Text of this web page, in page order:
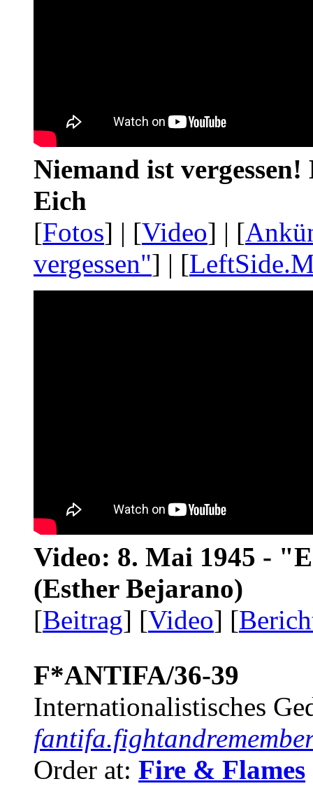
Niemand ist
Eich
[Fotos] | [Video] | [
vergessen"] | [
Video: 8. Mai 1945 -
(Esther Bejarano)
[Beitrag] [Video] [
F*ANTIFA/36-39
Internationalistisches
Order at: Fire & Flames